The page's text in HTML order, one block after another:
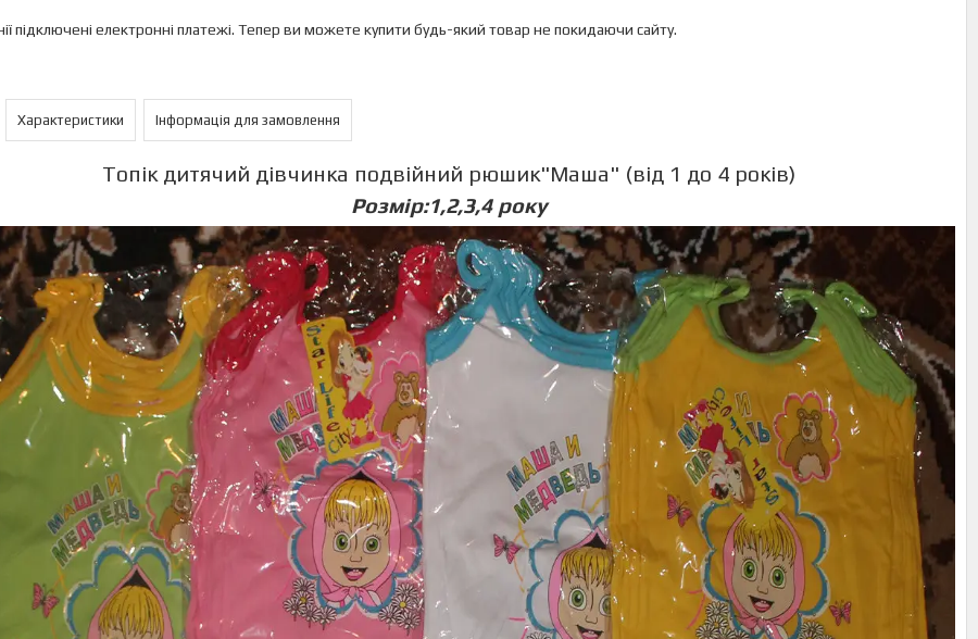
підключені електронні платежі. Тепер ви можете купити будь-який товар не покидаючи сайту.
Характеристики Інформація для замовлення
Топік дитячий дівчинка подвійний рюшик"Маша" (від 1 до 4 років)
Розмір:1,2,3,4 року